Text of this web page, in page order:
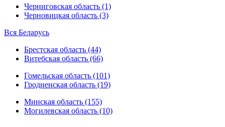
Черниговская область (1)
Черновицкая область (3)
Вся Беларусь
Брестская область (44)
Витебская область (66)
Гомельская область (101)
Гродненская область (19)
Минская область (155)
Могилевская область (10)